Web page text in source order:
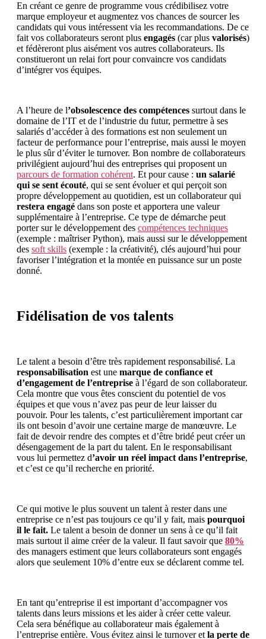
En créant ce genre de programme vous crédibilisez votre
marque employeur et augmentez vos chances de sourcer les
candidats qui vous intéressent via les recommandations. De ce
fait vos collaborateurs seront plus engagés (car plus valorisés)
et fédèreront plus aisément vos autres collaborateurs. Ils
constitueront un relai fort pour convaincre vos candidats
d’intégrer vos équipes.
A l’heure de l’obsolescence des compétences surtout dans le
domaine de l’IT et de l’industrie du futur, permettre à ses
salariés d’accéder à des formations est non seulement un
facteur de performance pour l’entreprise, mais aussi le moyen
le plus sûr d’éviter le turnover. Bon nombre de collaborateurs
privilégient aujourd’hui des entreprises qui proposent un
parcours de formation cohérent. Et pour cause : un salarié
qui se sent écouté, qui se sent évoluer et qui perçoit son
propre développement au quotidien, est un collaborateur qui
restera engagé dans son poste et apportera une valeur
supplémentaire à l’entreprise. Ce type de démarche peut
porter sur le développement des compétences techniques
(exemple : maîtriser Python), mais aussi sur le développement
des soft skills (exemple : la créativité), clés aujourd’hui pour
favoriser l’intégration et la montée en puissance sur un poste
donné.
Fidélisation de vos talents
Le talent a besoin d’être très rapidement responsabilisé. La
responsabilisation est une marque de confiance et
d’engagement de l’entreprise à l’égard de son collaborateur.
Cela montre que vous êtes conscient du potentiel de vos
équipes et que vous n’avez pas peur de leur laisser du
pouvoir. Pour les talents, c’est particulièrement important car
ils ont besoin d’avoir une certaine marge de manœuvre. Le
fait de devoir rendre des comptes et d’être bridé peut créer un
désengagement de la part du talent. En le responsabilisant
vous lui permettez d’avoir un réel impact dans l’entreprise,
et c’est ce qu’il recherche en priorité.
Ce qui motive le plus souvent un talent à rester dans une
entreprise ce n’est pas toujours ce qu’il y fait, mais pourquoi
il le fait. Le talent a besoin de donner un sens à ce qu’il fait
mais surtout il aime créer de la valeur. Il faut savoir que 80%
des managers estiment que leurs collaborateurs sont engagés
alors que seulement 10% d’entre eux se déclarent comme tel.
En tant qu’entreprise il est important d’accompagner vos
talents dans leurs missions et les aider à créer cette valeur.
Cela sera bénéfique au collaborateur mais également à
l’entreprise entière. Vous évitez ainsi le turnover et la perte de